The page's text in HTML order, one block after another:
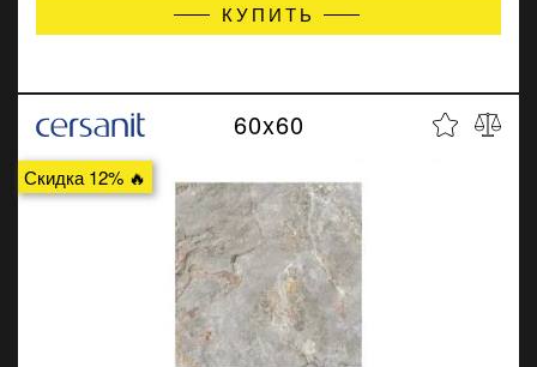
КУПИТЬ
Скидка 12% 🔥
60x60